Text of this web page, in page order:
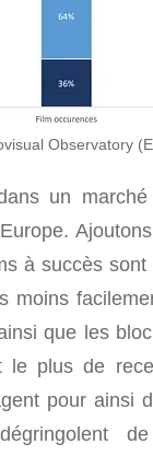
Observatory
un
à succès sont
moins
que les
le plus de
pour ainsi